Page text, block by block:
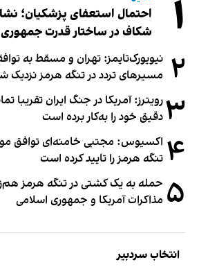
۱
احتمال استعفای پزشکیان؛
شکاف در ساختار قدرت
۲ نیویورک‌تایمز: تهران و مسقط به
مسیرهای تردد در تنگه هرمز نزدیک
۳رویترز: آمریکا در جنگ ایران تقریبا
دقیق خود را به‌کار برده است
۴ اکسیوس: مجتبی خامنه‌ای توافق
تنگه هرمز را تایید کرده است
۵ حمله به یک کشتی در تنگه هرمز
مذاکرات آمریکا و جمهوری اسلامی
انتخاب سردبیر